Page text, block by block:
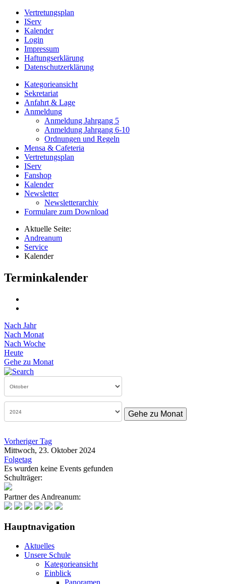
Vertretungsplan
IServ
Kalender
Login
Impressum
Haftungserklärung
Datenschutzerklärung
Kategorieansicht
Sekretariat
Anfahrt & Lage
Anmeldung
Anmeldung Jahrgang 5
Anmeldung Jahrgang 6-10
Ordnungen und Regeln
Mensa & Cafeteria
Vertretungsplan
IServ
Fanshop
Kalender
Newsletter
Newsletterarchiv
Formulare zum Download
Aktuelle Seite:
Andreanum
Service
Kalender
Terminkalender
Nach Jahr
Nach Monat
Nach Woche
Heute
Gehe zu Monat
Gehe zu Monat
Vorheriger Tag
Mittwoch, 23. Oktober 2024
Folgetag
Es wurden keine Events gefunden
Schulträger:
Partner des Andreanum:
Hauptnavigation
Aktuelles
Unsere Schule
Kategorieansicht
Einblick